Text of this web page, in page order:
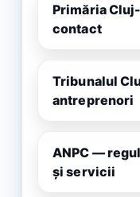
Primăria
contact
Tribunalul
antreprenori
ANPC —
și servicii